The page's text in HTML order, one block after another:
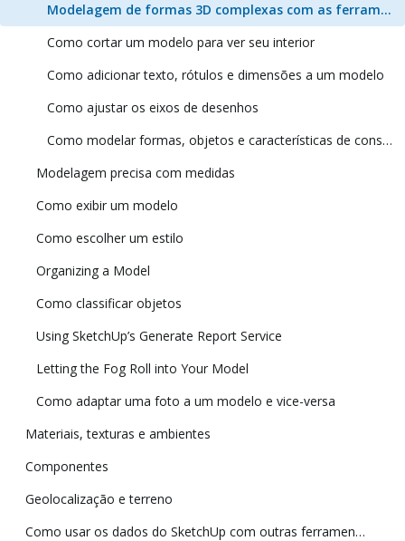
Modelagem de formas 3D complexas com as ferramentas de sólidos
Como cortar um modelo para ver seu interior
Como adicionar texto, rótulos e dimensões a um modelo
Como ajustar os eixos de desenhos
Como modelar formas, objetos e características de construção específicos em 3D
Modelagem precisa com medidas
Como exibir um modelo
Como escolher um estilo
Organizing a Model
Como classificar objetos
Using SketchUp’s Generate Report Service
Letting the Fog Roll into Your Model
Como adaptar uma foto a um modelo e vice-versa
Materiais, texturas e ambientes
Componentes
Geolocalização e terreno
Como usar os dados do SketchUp com outras ferramentas e programas de modelagem